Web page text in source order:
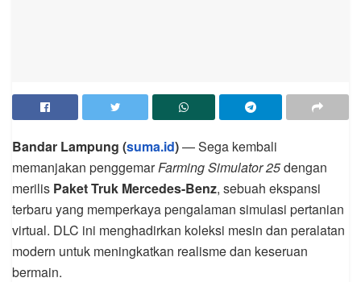
Bandar Lampung (suma.id)— Sega kembali
memanjakan penggemarFarming Simulator 25dengan
merilis Paket Truk Mercedes-Benz, sebuah ekspansi
terbaru yang memperkaya pengalaman simulasi pertanian
virtual. DLC ini menghadirkan koleksi mesin dan peralatan
modern untuk meningkatkan realisme dan keseruan
bermain.